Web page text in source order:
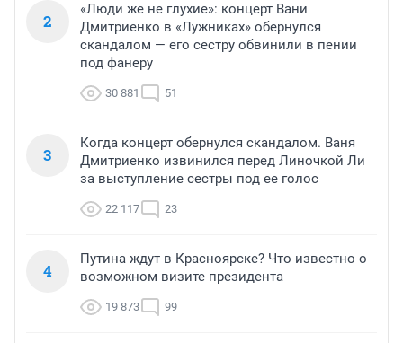
2
«Люди же не глухие»: концерт Вани
Дмитриенко в «Лужниках» обернулся
скандалом — его сестру обвинили в пении
под фанеру
30 881 51
3
Когда концерт обернулся скандалом. Ваня
Дмитриенко извинился перед Линочкой Ли
за выступление сестры под ее голос
22 117 23
4
Путина ждут в Красноярске? Что известно о
возможном визите президента
19 873 99